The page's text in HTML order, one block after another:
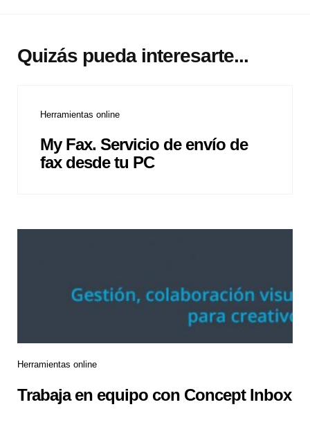
Quizás pueda interesarte...
Herramientas online
My Fax. Servicio de envío de
fax desde tu PC
Herramientas online
Trabaja en equipo con Concept Inbox